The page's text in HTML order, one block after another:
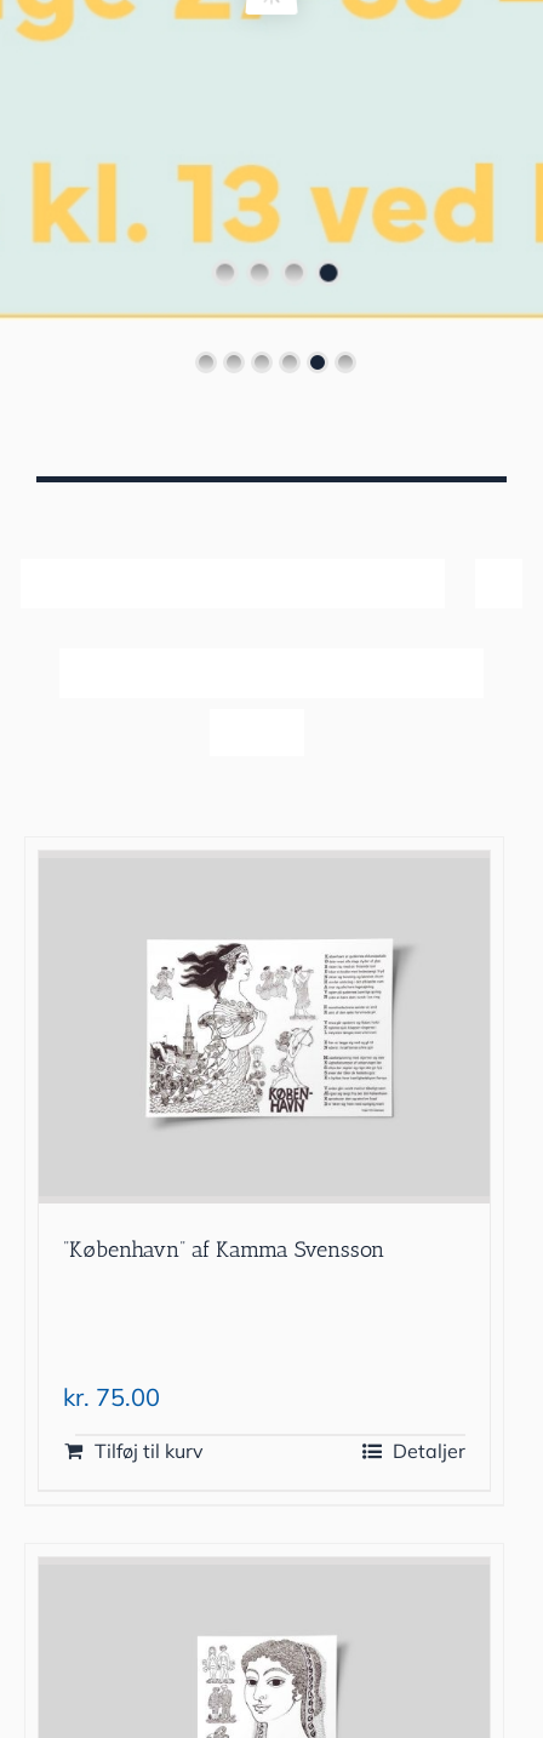
Von Oberbergs
”København” af Kamma Svensson
kr. 75.00
Tilføj til kurv Detaljer